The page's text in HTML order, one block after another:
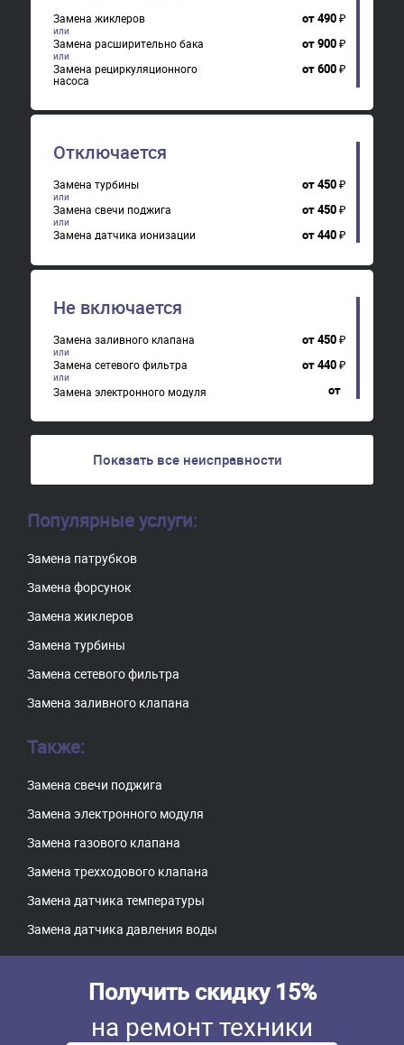
Замена жиклеров от490₽
Замена расширительно бака от900₽
Замена рециркуляционного
насоса
от600₽
Отключается
Замена турбины от450₽
Замена свечи поджига от450₽
Замена датчика ионизации от440₽
Не включается
Замена заливного клапана от450₽
Замена сетевого фильтра от440₽
Замена электронного модуля от
Показать все неисправности
Популярные услуги:
Замена патрубков
Замена форсунок
Замена жиклеров
Замена турбины
Замена сетевого фильтра
Замена заливного клапана
Также:
Замена свечи поджига
Замена электронного модуля
Замена газового клапана
Замена трехходового клапана
Замена датчика температуры
Замена датчика давления воды
Получить скидку 15%
на ремонт техники